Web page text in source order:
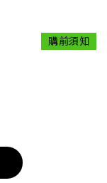
購前須知